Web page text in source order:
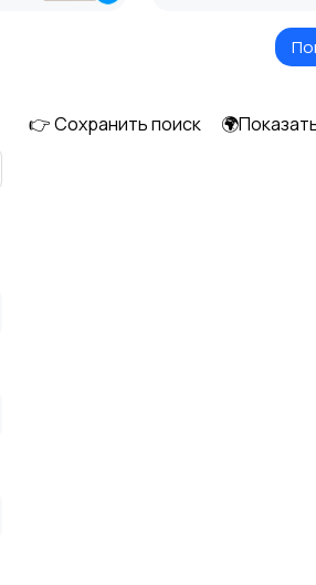
Комнаты
👉 Сохранить поиск